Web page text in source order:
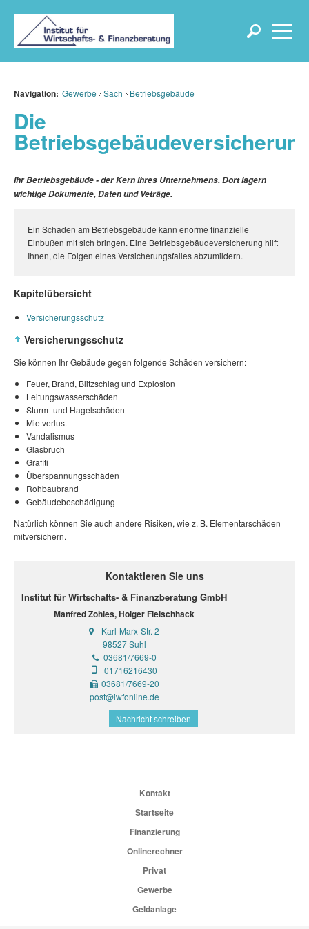
Navigation: Gewerbe Sach Betriebsgebäude
Die
Ihr Betriebsgebäude - der Kern Ihres Unternehmens. Dort lagern
wichtige Dokumente, Daten und Veträge.
Ein Schaden am Betriebsgebäude kann enorme finanzielle
Einbußen mit sich bringen. Eine Betriebsgebäudeversicherung hilft
Ihnen, die Folgen eines Versicherungsfalles abzumildern.
Kapitelübersicht
Versicherungsschutz
Versicherungsschutz
Sie können Ihr Gebäude gegen folgende Schäden versichern:
Feuer, Brand, Blitzschlag und Explosion
Leitungswasserschäden
Sturm- und Hagelschäden
Mietverlust
Vandalismus
Glasbruch
Grafiti
Überspannungsschäden
Rohbaubrand
Gebäudebeschädigung
Natürlich können Sie auch andere Risiken, wie z. B. Elementarschäden
mitversichern.
Kontaktieren Sie uns
Institut für Wirtschafts- & Finanzberatung GmbH
Manfred Zohles, Holger Fleischhack
Karl-Marx-Str. 2
98527 Suhl
03681/7669-0
01716216430
03681/7669-20
post@iwfonline.de
Nachricht schreiben
Kontakt
Startseite
Finanzierung
Onlinerechner
Privat
Gewerbe
Geldanlage